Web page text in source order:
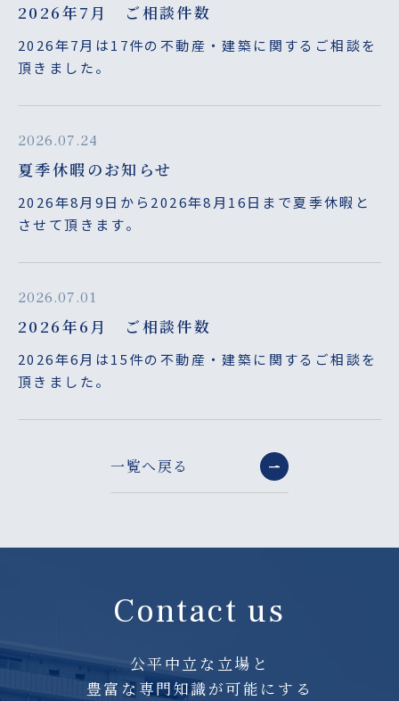
2026年7月 ご相談件数
2026年7月は17件の不動産・建築に関するご相談を
頂きました。
2026.07.24
夏季休暇のお知らせ
2026年8月9日から2026年8月16日まで夏季休暇と
させて頂きます。
2026.07.01
2026年6月 ご相談件数
2026年6月は15件の不動産・建築に関するご相談を
頂きました。
一覧へ戻る
Contact us
公平中立な立場と
豊富な専門知識が可能にする